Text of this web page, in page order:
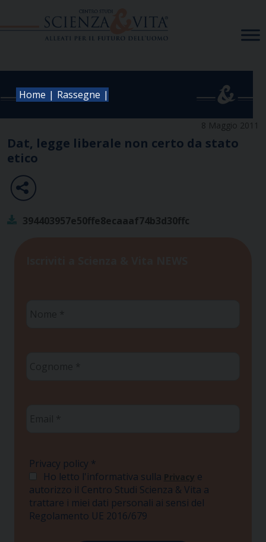
Home | Rassegne |
8 Maggio 2011
Dat, legge liberale non certo da stato
etico
394403957e50ffe8ecaaaf74b3d30ffc
Privacy policy *
Ho letto l'informativa sulla Privacy e
autorizzo il Centro Studi Scienza & Vita a
trattare i miei dati personali ai sensi del
Regolamento UE 2016/679